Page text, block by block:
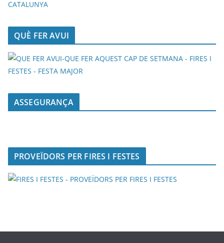
QUÈ FER AVUI
ASSEGURANÇA
PROVEÏDORS PER FIRES I FESTES